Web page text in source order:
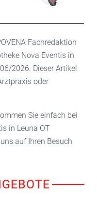
Fachredaktion
Nova Eventis in
2026. Dieser Artikel
oder
Sie einfach bei
in Leuna OT
auf Ihren Besuch